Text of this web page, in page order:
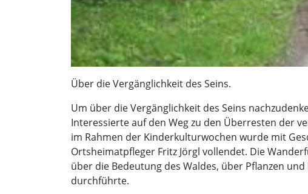
Über die Vergänglichkeit des Seins.
Um über die Vergänglichkeit des Seins
Interessierte auf den Weg zu den Überresten der
im Rahmen der Kinderkulturwochen wurde mit
Ortsheimatpfleger Fritz Jörgl vollendet. Die
über die Bedeutung des Waldes, über Pflanzen
durchführte.